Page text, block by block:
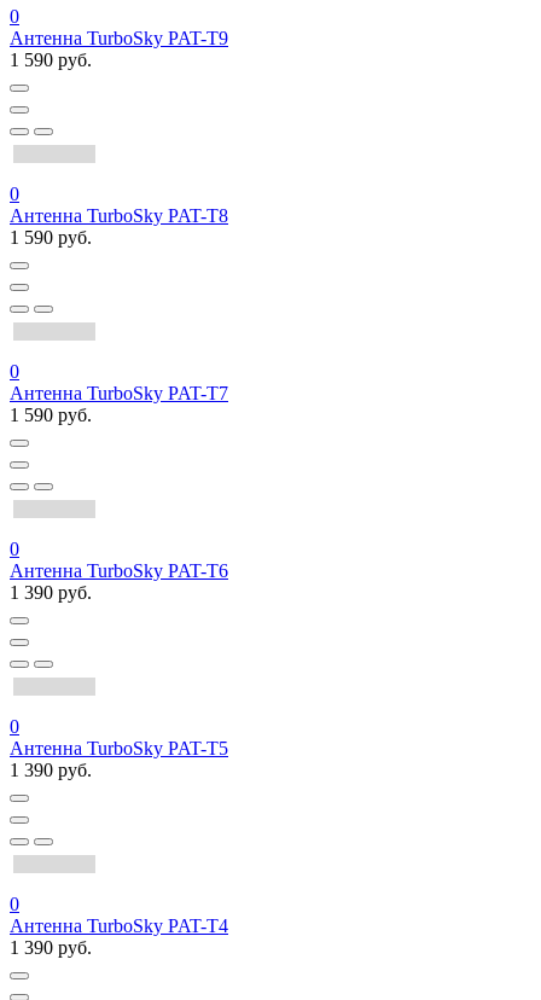
0
Антенна TurboSky PAT-T9
1 590 руб.
0
Антенна TurboSky PAT-T8
1 590 руб.
0
Антенна TurboSky PAT-T7
1 590 руб.
0
Антенна TurboSky PAT-T6
1 390 руб.
0
Антенна TurboSky PAT-T5
1 390 руб.
0
Антенна TurboSky PAT-T4
1 390 руб.